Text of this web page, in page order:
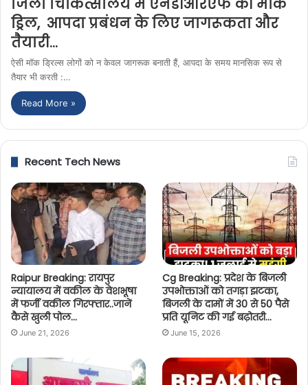
जिला चिकित्सालय में एनडीआरएफ की मॉक
ड्रिल, आपदा प्रबंधन के लिए जागरूकता और
तैयारी…
ऐसी मॉक ड्रिल्स लोगों को न केवल जागरूक बनाती हैं, आपदा के समय मानसिक रूप से
तैयार भी करती :…
Read More »
Recent Tech News
Raipur Breaking: रायपुर
न्यायालय में वकील के वेशभूषा
में फर्जी वकील गिरफ्तार..जानें
कैसे खुली पोल…
June 21, 2026
Cg Breaking: प्रदेश के बिजली
उपभोक्ताओं को तगड़ा झटका,
बिजली के दामों में 30 से 50 पैसे
प्रति यूनिट की गई बढ़ोतरी…
June 15, 2026